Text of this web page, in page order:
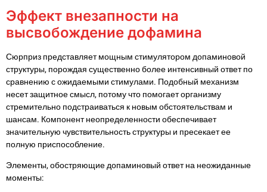
Эффект внезапности на
высвобождение дофамина
Сюрприз представляет мощным стимулятором допаминовой
структуры, порождая существенно более интенсивный ответ по
сравнению с ожидаемыми стимулами. Подобный механизм
несет защитное смысл, потому что помогает организму
стремительно подстраиваться к новым обстоятельствам и
шансам. Компонент неопределенности обеспечивает
значительную чувствительность структуры и пресекает ее
полную приспособление.
Элементы, обостряющие допаминовый ответ на неожиданные
моменты: